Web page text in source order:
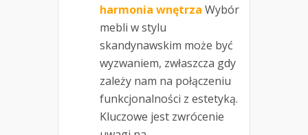
harmonia wnętrza Wybór
mebli w stylu
skandynawskim może być
wyzwaniem, zwłaszcza gdy
zależy nam na połączeniu
funkcjonalności z estetyką.
Kluczowe jest zwrócenie